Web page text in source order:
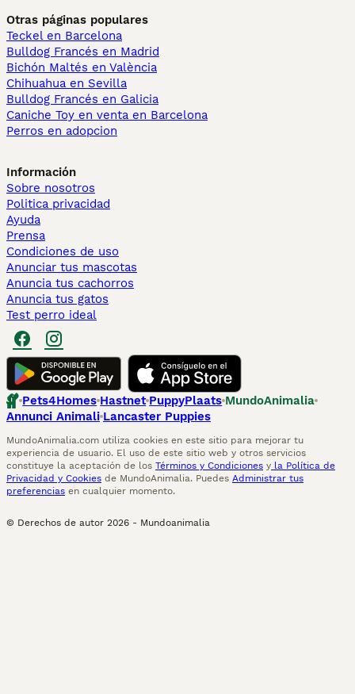
Otras páginas populares
Teckel en Barcelona
Bulldog Francés en Madrid
Bichón Maltés en València
Chihuahua en Sevilla
Bulldog Francés en Galicia
Caniche Toy en venta en Barcelona
Perros en adopcion
Información
Sobre nosotros
Politica privacidad
Ayuda
Prensa
Condiciones de uso
Anunciar tus mascotas
Anuncia tus cachorros
Anuncia tus gatos
Test perro ideal
Pets4Homes Hastnet PuppyPlaats MundoAnimalia
Annunci Animali Lancaster Puppies
MundoAnimalia.com utiliza cookies en este sitio para mejorar tu
experiencia de usuario. El uso de este sitio web y otros servicios
constituye la aceptación de los Términos y Condiciones y la Política de
Privacidad y Cookies de MundoAnimalia. Puedes Administrar tus
preferencias en cualquier momento.
© Derechos de autor 2026 - Mundoanimalia